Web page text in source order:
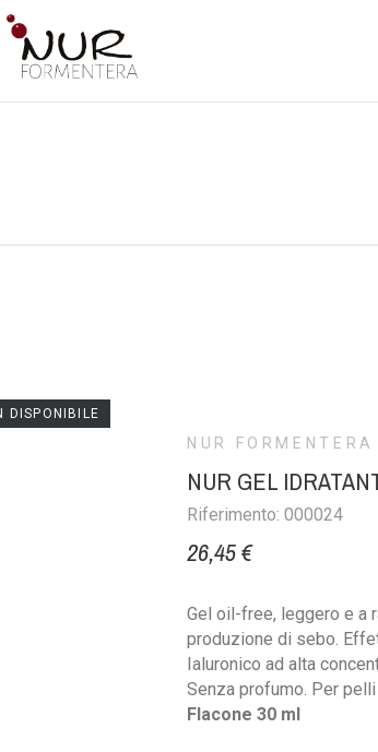
DISPONIBILE
NUR FORMENTERA
NUR GEL
Riferimento: 000024
26,45 €
Gel oil-free, leggero e a
produzione di sebo.
Ialuronico ad alta
Senza profumo. Per
Flacone 30 ml